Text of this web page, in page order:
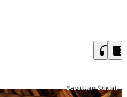
headphones chrome_reader_mode
Sebastian Stadali